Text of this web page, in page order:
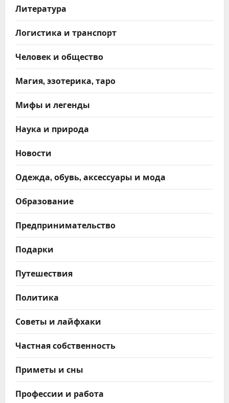
Литература
Логистика и транспорт
Человек и общество
Магия, эзотерика, таро
Мифы и легенды
Наука и природа
Новости
Одежда, обувь, аксессуары и мода
Образование
Предпринимательство
Подарки
Путешествия
Политика
Советы и лайфхаки
Частная собственность
Приметы и сны
Профессии и работа